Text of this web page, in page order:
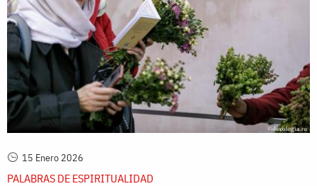
15 Enero 2026
PALABRAS DE ESPIRITUALIDAD